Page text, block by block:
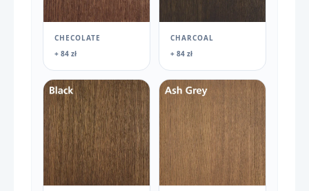
CHECOLATE
+ 84 zł
CHARCOAL
+ 84 zł